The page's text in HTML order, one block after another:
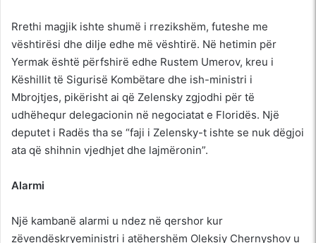
Rrethi magjik ishte shumë i rrezikshëm, futeshe me
vështirësi dhe dilje edhe më vështirë. Në hetimin për
Yermak është përfshirë edhe Rustem Umerov, kreu i
Këshillit të Sigurisë Kombëtare dhe ish-ministri i
Mbrojtjes, pikërisht ai që Zelensky zgjodhi për të
udhëhequr delegacionin në negociatat e Floridës. Një
deputet i Radës tha se “faji i Zelensky-t ishte se nuk dëgjoi
ata që shihnin vjedhjet dhe lajmëronin”.
Alarmi
Një kambanë alarmi u ndez në qershor kur
zëvendëskryeministri i atëhershëm Oleksiy Chernyshov u